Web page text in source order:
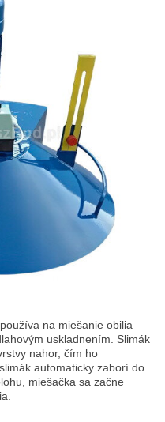
na miešanie obilia
uskladnením. Slimák
nahor, čím ho
automaticky zaborí do
miešačka sa začne